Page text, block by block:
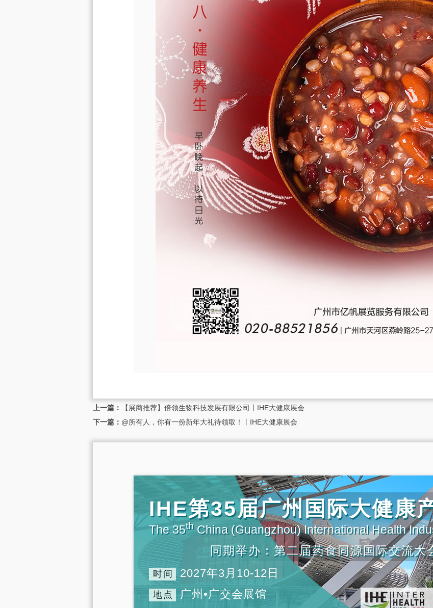
上一篇：
【展商推荐】倍领生物科技发展有限公司丨IHE大健康展会
下一篇： @所有人，你有一份新年大礼待领取！丨IHE大健康展会
IHE第35届广州国际大健康
The 35thChina (Guangzhou) International Health
同期举办：第二届药食同源国际交流大
时间 2027年3月10-12日
地点 广州•广交会展馆